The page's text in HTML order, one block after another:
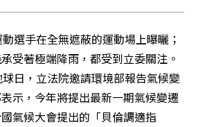
選手在全無遮蔽的運動場上曝曬；
受著極端降雨，都受到立委關注。
日，立法院邀請環境部報告氣候變
示，今年將提出最新一期氣候變遷
氣候大會提出的「貝倫調適指